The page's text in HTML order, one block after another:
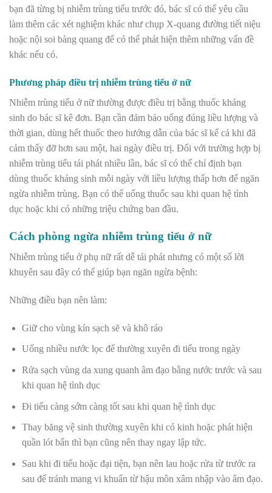
bạn đã từng bị nhiễm trùng tiểu trước đó, bác sĩ có thể yêu cầu
làm thêm các xét nghiệm khác như chụp X-quang đường tiết niệu
hoặc nội soi bàng quang để có thể phát hiện thêm những vấn đề
khác nếu có.
Phương pháp điều trị nhiễm trùng tiểu ở nữ
Nhiễm trùng tiểu ở nữ thường được điều trị bằng thuốc kháng
sinh do bác sĩ kê đơn. Bạn cần đảm bảo uống đúng liều lượng và
thời gian, dùng hết thuốc theo hướng dẫn của bác sĩ kể cả khi đã
cảm thấy đỡ hơn sau một, hai ngày điều trị. Đối với trường hợp bị
nhiễm trùng tiểu tái phát nhiều lần, bác sĩ có thể chỉ định bạn
dùng thuốc kháng sinh mỗi ngày với liều lượng thấp hơn để ngăn
ngừa nhiễm trùng. Bạn có thể uống thuốc sau khi quan hệ tình
dục hoặc khi có những triệu chứng ban đầu.
Cách phòng ngừa nhiễm trùng tiểu ở nữ
Nhiễm trùng tiểu ở phụ nữ rất dễ tái phát nhưng có một số lời
khuyên sau đây có thể giúp bạn ngăn ngừa bệnh:
Những điều bạn nên làm:
Giữ cho vùng kín sạch sẽ và khô ráo
Uống nhiều nước lọc để thường xuyên đi tiểu trong ngày
Rửa sạch vùng da xung quanh âm đạo bằng nước trước và sau
khi quan hệ tình dục
Đi tiểu càng sớm càng tốt sau khi quan hệ tình dục
Thay băng vệ sinh thường xuyên khi có kinh hoặc phát hiện
quần lót bẩn thì bạn cũng nên thay ngay lập tức.
Sau khi đi tiểu hoặc đại tiện, bạn nên lau hoặc rửa từ trước ra
sau để tránh mang vi khuẩn từ hậu môn xâm nhập vào âm đạo.